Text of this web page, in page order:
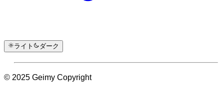
ライト ダーク
© 2025 Geimy Copyright